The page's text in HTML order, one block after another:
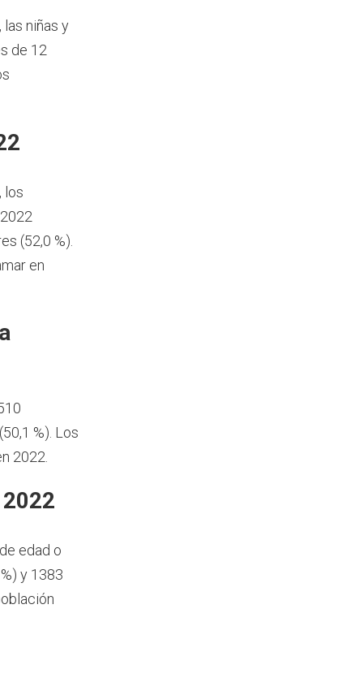
, las niñas y
de 12
, los
(52,0 %).
en
%). Los
2022.
edad o
y 1383